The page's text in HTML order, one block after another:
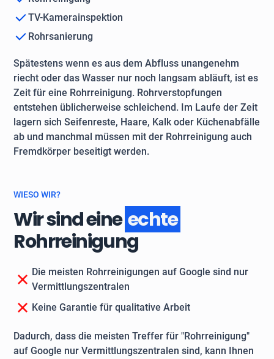
TV-Kamerainspektion
Rohrsanierung
Spätestens wenn es aus dem Abfluss unangenehm
riecht oder das Wasser nur noch langsam abläuft, ist es
Zeit für eine Rohrreinigung. Rohrverstopfungen
entstehen üblicherweise schleichend. Im Laufe der Zeit
lagern sich Seifenreste, Haare, Kalk oder Küchenabfälle
ab und manchmal müssen mit der Rohrreinigung auch
Fremdkörper beseitigt werden.
WIESO WIR?
Wir sind eineechte
Rohrreinigung
Die meisten Rohrreinigungen auf Google sind nur
Vermittlungszentralen
Keine Garantie für qualitative Arbeit
Dadurch, dass die meisten Treffer für "Rohrreinigung"
auf Google nur Vermittlungszentralen sind, kann Ihnen